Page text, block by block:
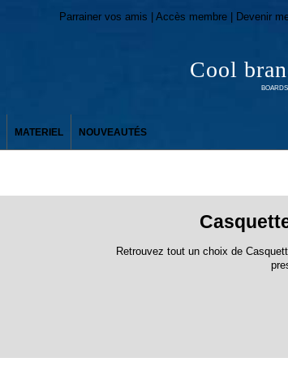
Cool
Parrainer vos amis | Accès membre | Devenir
MATERIEL NOUVEAUTÉS
Retrouvez tout un choix de